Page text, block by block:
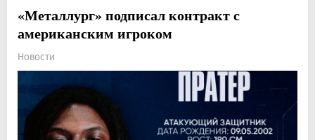
«Металлург» подписал контракт с
американским игроком
Новости